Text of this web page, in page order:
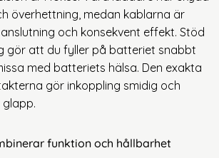
överhettning, medan kablarna är
och konsekvent effekt. Stöd
gör att du fyller på batteriet snabbt
med batteriets hälsa. Den exakta
gör inkoppling smidig och
glapp.
funktion och hållbarhet